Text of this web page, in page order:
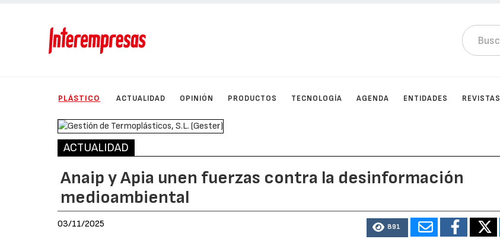
PLÁSTICO ACTUALIDAD OPINIÓN PRODUCTOS TECNOLOGÍA AGENDA ENTIDADES REVISTAS
ACTUALIDAD
Anaip y Apia unen fuerzas contra la desinformación
medioambiental
03/11/2025 891